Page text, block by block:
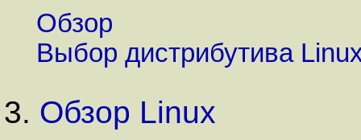
Обзор
Выбор дистрибутива
3. Обзор Linux